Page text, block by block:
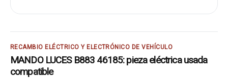
RECAMBIO ELÉCTRICO Y ELECTRÓNICO DE VEHÍCULO
MANDO LUCES B883 46185: pieza eléctrica usada
compatible